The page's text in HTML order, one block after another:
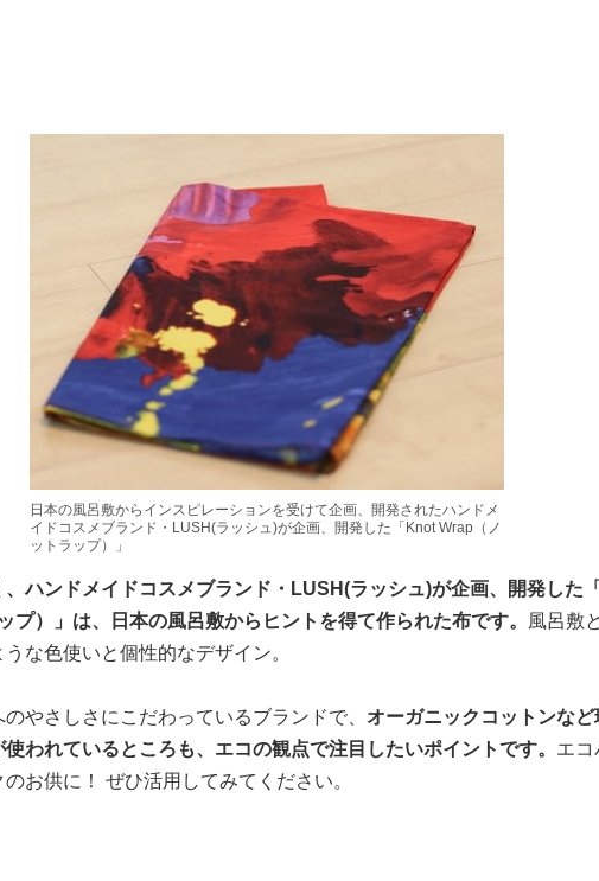
日本の風呂敷からインスピレーションを受けて企画、開発されたハンドメ
イドコスメブランド・LUSH(ラッシュ)が企画、開発した「Knot Wrap（ノ
ットラップ）」
、ハンドメイドコスメブランド・LUSH(ラッシュ)が企画、開発した
プ）」は、日本の風呂敷からヒントを得て作られた布です。
風呂敷
な色使いと個性的なデザイン。
やさしさにこだわっているブランドで、 オーガニックコットンなど
われているところも、エコの観点で注目したいポイントです。 エコ
お供に！ ぜひ活用してみてください。